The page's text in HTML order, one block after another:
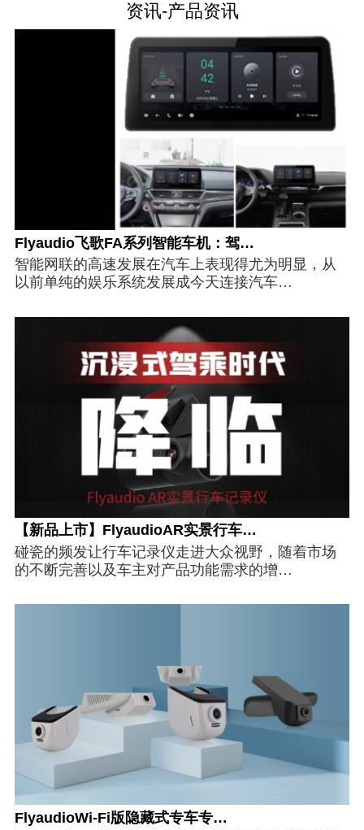
资讯-产品资讯
Flyaudio飞歌FA系列智能车机：驾…
智能网联的高速发展在汽车上表现得尤为明显，从
以前单纯的娱乐系统发展成今天连接汽车…
【新品上市】FlyaudioAR实景行车…
碰瓷的频发让行车记录仪走进大众视野，随着市场
的不断完善以及车主对产品功能需求的增…
FlyaudioWi-Fi版隐藏式专车专…